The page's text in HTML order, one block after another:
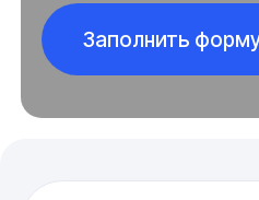
Заполнить